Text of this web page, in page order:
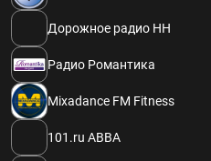
Дорожное радио НН
Радио Романтика
Mixadance FM Fitness
101.ru ABBA